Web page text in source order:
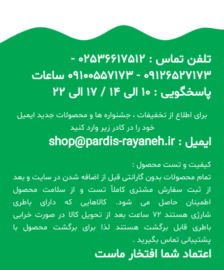
تلفن تماس : 02536617512 -
09126527173 - 09100557173 ساعات
پاسخگویی : 10 الی 14 / 17 الی 22
برای اطلاع از تخفیفات ، جشنواره ها و محصولات جدید ایمیل
خود را در کادر زیر وارد کنید
ایمیل : shop@pardis-rayaneh.ir
کیفیت و تست محصول :
تمام محصولات بدون گارانتی قبل از اضافه شدن در سایت و بعد
از ثبت سفارش مشتری کاملاً تست و از سلامت محصول
اطمینان حاصل می شود. کالاهایی که دارای باطری
شارژی هستند 72 ساعت بعد از تحویل کالا در صورت خرابی
باطری قابل برگشت هستند لذا برای برگشت محصول با
پشتیبانی تماس بگیرید .
اعتماد شما افتخار ماست